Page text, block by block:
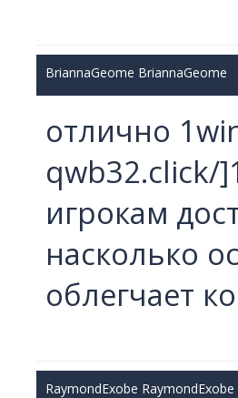
BriannaGeome BriannaGeome
отлично
qwb32.click/
игрокам
насколько
облегчает
RaymondExobe RaymondExobe